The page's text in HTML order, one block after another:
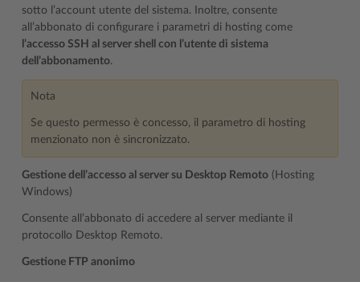
sotto l’account utente del sistema. Inoltre, consente
all’abbonato di configurare i parametri di hosting come
l’accesso SSH al server shell con l’utente di sistema
dell’abbonamento.
Nota
Se questo permesso è concesso, il parametro di hosting
menzionato non è sincronizzato.
Gestione dell’accesso al server su Desktop Remoto (Hosting
Windows)
Consente all’abbonato di accedere al server mediante il
protocollo Desktop Remoto.
Gestione FTP anonimo